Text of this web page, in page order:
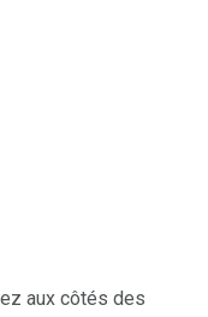
aux côtés des